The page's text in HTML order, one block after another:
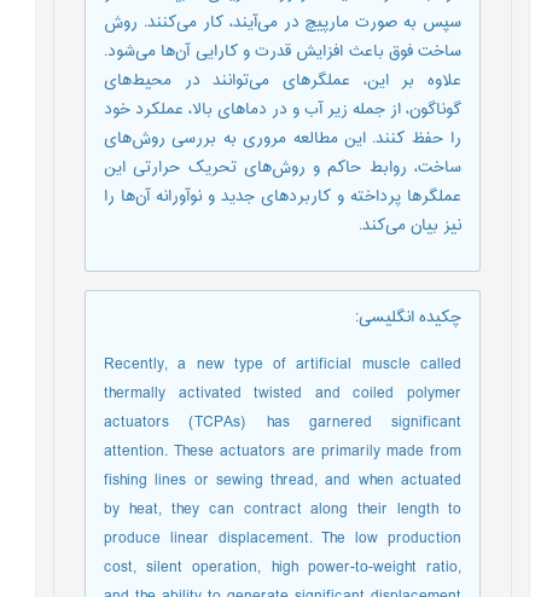
سپس به صورت مارپیچ در می‌آیند، کار می‌کنند. روش
ساخت فوق باعث افزایش قدرت و کارایی آن‌ها می‌شود.
علاوه بر این، عملگرهای می‌توانند در محیط‌های
گوناگون، از جمله زیر آب و در دماهای بالا، عملکرد خود
را حفظ کنند. این مطالعه مروری به بررسی روش‌های
ساخت، روابط حاکم و روش‌های تحریک حرارتی این
عملگرها پرداخته و کاربردهای جدید و نوآورانه آن‌ها را
نیز بیان می‌کند.
چکیده انگلیسی:
Recently, a new type of artificial muscle called
thermally activated twisted and coiled polymer
actuators (TCPAs) has garnered significant
attention. These actuators are primarily made from
fishing lines or sewing thread, and when actuated
by heat, they can contract along their length to
produce linear displacement. The low production
cost, silent operation, high power-to-weight ratio,